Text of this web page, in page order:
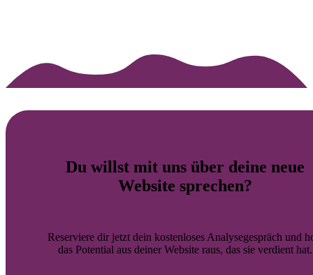
Du willst mit uns über deine neue
Website sprechen?
Reserviere dir jetzt dein kostenloses Analysegespräch und
das Potential aus deiner Website raus, das sie verdient hat.